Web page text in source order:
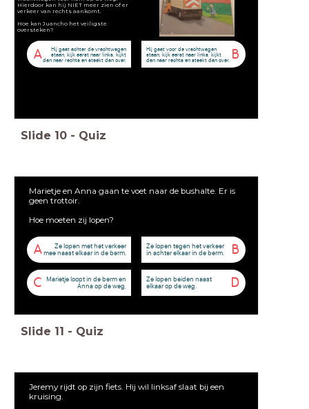
Hierdoor kan hij NIET meer zien of er
verkeer van rechts aankomt.
Hoe kan Juancho het veiligste
oversteken?
A
Hij gaat achter de vrachtwagen
staan, kijk eerst naar links, kijkt
dan naar rechts en steekt dan over.
B
Hij gaat voor de vrachtwagen
staan, kijk eerst naar links, kijkt
dan naar rechts en steekt dan over.
Slide 10 - Quiz
Marietje en Anna gaan te voet naar de bushalte. Er is
geen trottoir.
Hoe moeten zij lopen?
A
Ze lopen met het verkeer
mee naast elkaar in de berm.
B
Ze lopen tegen het verkeer
in achter elkaar in de berm.
C Marietje loopt in de berm en
Anna op de weg,
D
Ze lopen beiden naast
elkaar op de weg.
Slide 11 - Quiz
Jeremy rijdt op zijn fiets. Hij wil linksaf slaat bij een
kruising.